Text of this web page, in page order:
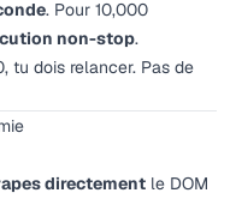
. Pour 10,000
non-stop.
tu dois relancer. Pas de
directement le DOM